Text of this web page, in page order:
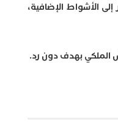
الـ95، ليعلن حكم المباراة المرور إلى الأشواط الإضافية،
الملكي بهدف دون رد.